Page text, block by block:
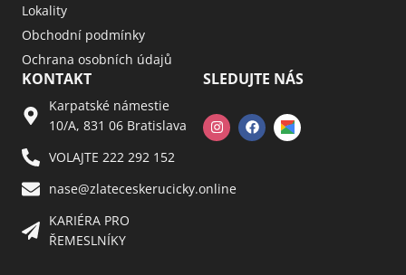
Lokality
Obchodní podmínky
Ochrana osobních údajů
KONTAKT
Karpatské námestie
10/A, 831 06 Bratislava
VOLAJTE 222 292 152
nase@zlateceskerucicky.online
KARIÉRA PRO
ŘEMESLNÍKY
SLEDUJTE NÁS